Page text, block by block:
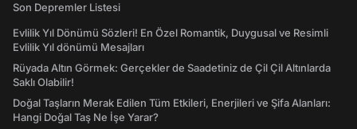
Son Depremler Listesi
Evlilik Yıl Dönümü Sözleri! En Özel Romantik, Duygusal ve Resimli
Evlilik Yıl dönümü Mesajları
Rüyada Altın Görmek: Gerçekler de Saadetiniz de Çil Çil Altınlarda
Saklı Olabilir!
Doğal Taşların Merak Edilen Tüm Etkileri, Enerjileri ve Şifa Alanları:
Hangi Doğal Taş Ne İşe Yarar?